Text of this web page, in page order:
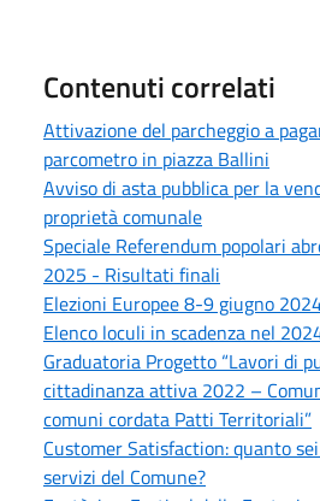
Contenuti correlati
Attivazione del parcheggio a
parcometro in piazza Ballini
Avviso di asta pubblica per la
proprietà comunale
Speciale Referendum popolari
2025 - Risultati finali
Elezioni Europee 8-9 giugno
Elenco loculi in scadenza nel
Graduatoria Progetto “Lavori di
cittadinanza attiva 2022 –
comuni cordata Patti Territoriali”
Customer Satisfaction: quanto
servizi del Comune?